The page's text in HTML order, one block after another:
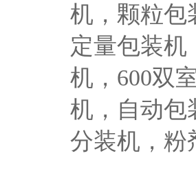
机，颗粒包
定量包装机
机，600双
机，自动包
分装机，粉